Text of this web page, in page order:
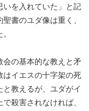
いを入れていた」と記
書のユダ像は重く、
会の基本的な教えと矛
はイエスの十字架の死
教えるが、ユダがイ
殺害されなければ、